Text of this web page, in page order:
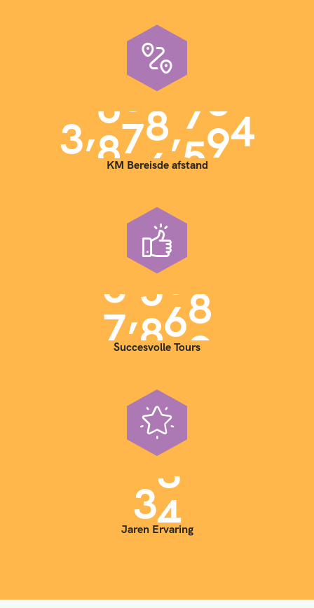
3,900,000
KM Bereisde afstand
7,000
Succesvolle Tours
35
Jaren Ervaring